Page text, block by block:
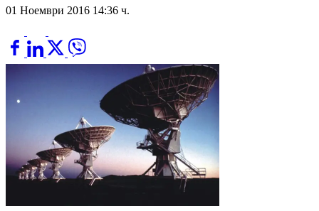
01 Ноември 2016 14:36 ч.